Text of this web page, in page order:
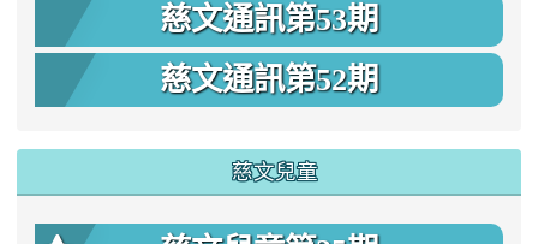
慈文通訊第53期
慈文通訊第52期
慈文兒童